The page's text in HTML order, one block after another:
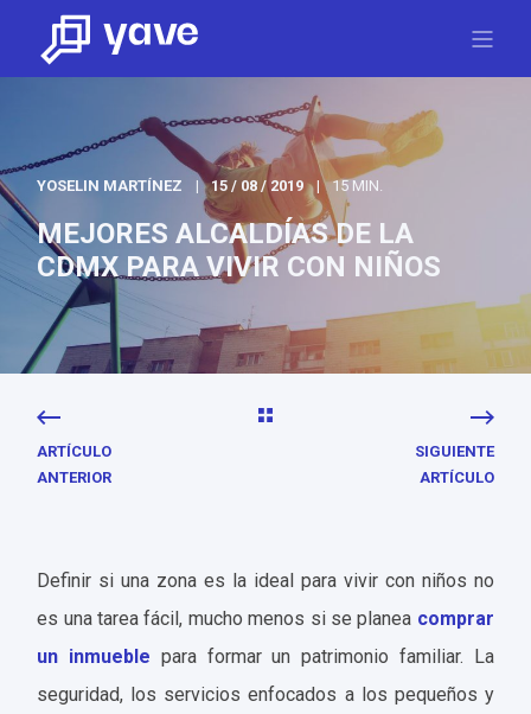
YOSELIN MARTÍNEZ 15 / 08 / 2019 15 MIN.
MEJORES ALCALDÍAS DE LA
CDMX PARA VIVIR CON NIÑOS
ARTÍCULO
ANTERIOR
SIGUIENTE
ARTÍCULO
Definir si una zona es la ideal para vivir con niños no
es una tarea fácil, mucho menos si se planea comprar
un inmueble para formar un patrimonio familiar. La
seguridad, los servicios enfocados a los pequeños y